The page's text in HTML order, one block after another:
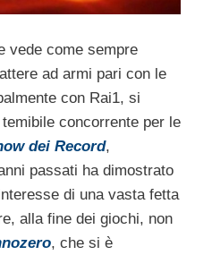
vede come sempre
ad armi pari con le
con Rai1, si
concorrente per le
dei Record,
passati ha dimostrato
di una vasta fetta
alla fine dei giochi, non
, che si è